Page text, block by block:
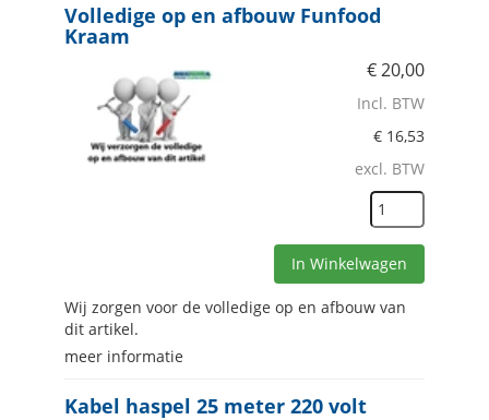
Volledige op en afbouw Funfood
Kraam
€20,00
Incl. BTW
€ 16,53
excl. BTW
In Winkelwagen
Wij zorgen voor de volledige op en afbouw van
dit artikel.
meer informatie
Kabel haspel 25 meter 220 volt